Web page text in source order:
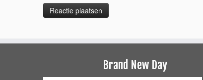
Brand New Day